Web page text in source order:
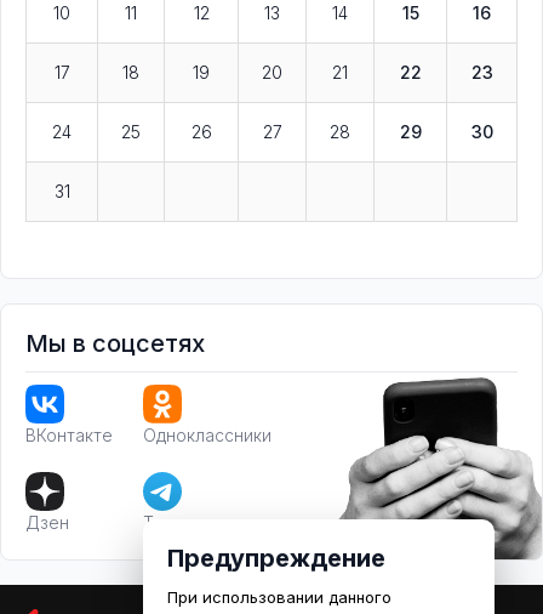
10 11 12 13 14 15 16
17 18 19 20 21 22 23
24 25 26 27 28 29 30
31
Мы в соцсетях
ВКонтакте Одноклассники
Дзен Телеграм
Предупреждение
При использовании данного